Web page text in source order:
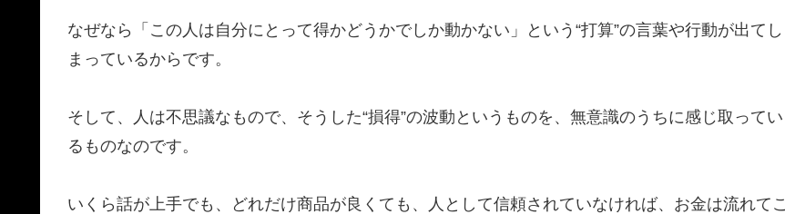
​なぜなら「この人は自分にとって得かどうかでしか動かない」という“打算”の言葉や行動が出てし
まっているからです。
​そして、人は不思議なもので、そうした“損得”の波動というものを、無意識のうちに感じ取ってい
るものなのです。
​いくら話が上手でも、どれだけ商品が良くても、人として信頼されていなければ、お金は流れてこ